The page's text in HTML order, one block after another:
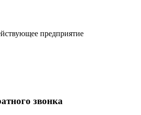
предприятие
звонка